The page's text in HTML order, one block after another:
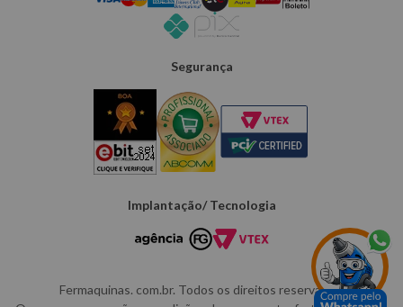
Segurança
Implantação/ Tecnologia
Fermaquinas. com.br. Todos os direitos reservados.